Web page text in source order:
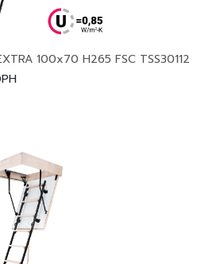
100x70 H265 FSC TSS30112